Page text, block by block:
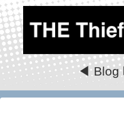
◀ Blog